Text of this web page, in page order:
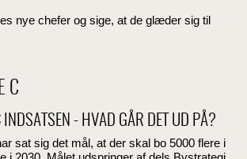
nye chefer og sige, at de glæder sig til
C
- HVAD GÅR DET UD PÅ?
sat sig det mål, at der skal bo 5000 flere i